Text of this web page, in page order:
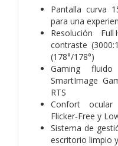
Pantalla curva
para una
Resolución
contraste
(178°/178°)
Gaming
SmartImage
RTS
Confort ocular
Flicker‑Free y
Sistema de
escritorio limpio